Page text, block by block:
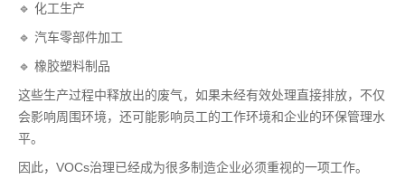
🔹 化工生产
🔹 汽车零部件加工
🔹 橡胶塑料制品
这些生产过程中释放出的废气，如果未经有效处理直接排放，不仅
会影响周围环境，还可能影响员工的工作环境和企业的环保管理水
平。
因此，VOCs治理已经成为很多制造企业必须重视的一项工作。